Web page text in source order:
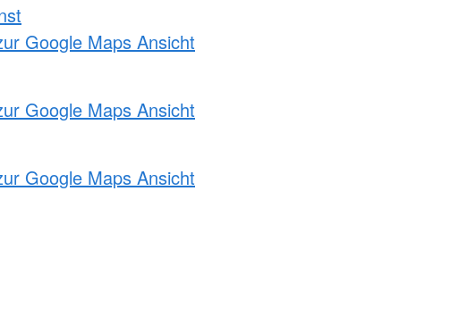
Google Maps Ansicht
Google Maps Ansicht
Google Maps Ansicht